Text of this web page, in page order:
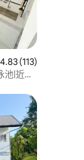
）
113 則評價中獲得
4.83 (113)
池|近塔